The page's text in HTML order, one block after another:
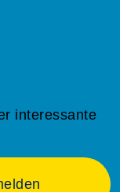
interessante